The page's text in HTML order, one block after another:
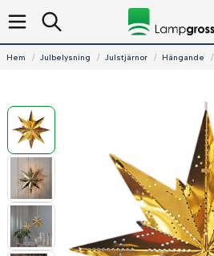
Hem Julbelysning Julstjärnor Hängande